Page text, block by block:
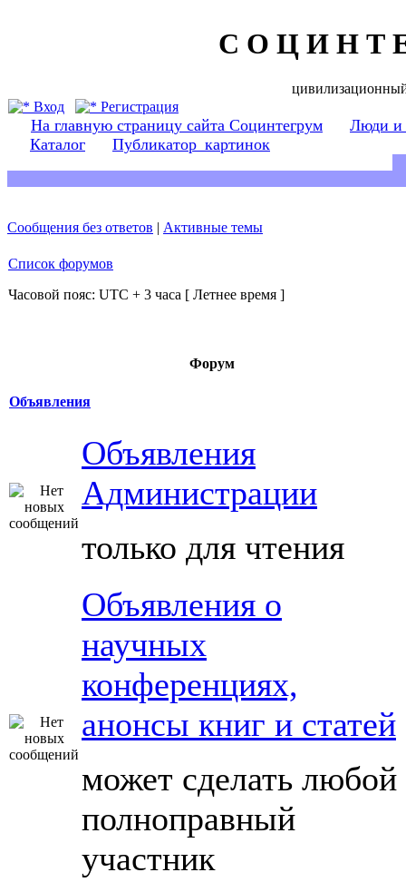
С О Ц И Н Т
Вход
Регистрация
На главную страницу сайта Социнтегрум
Люди и
Каталог
Публикатор_картинок
Сообщения без ответов | Активные темы
Список форумов
Часовой пояс: UTC + 3 часа [ Летнее время ]
Форум
Объявления
Объявления
Администрации
только для чтения
Объявления о
научных
конференциях,
анонсы книг и статей
может сделать любой
полноправный
участник